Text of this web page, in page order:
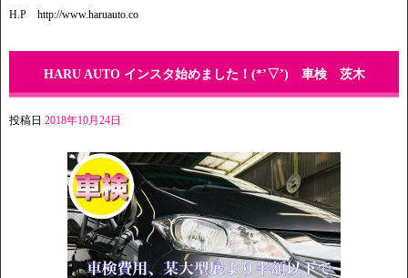
H.P http://www.haruauto.co
HARU AUTO インスタ始めました！(*’▽’) 車検 茨木
投稿日 2018年10月24日